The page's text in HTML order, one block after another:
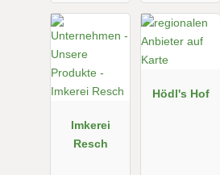
rzen -
TRAUERKER
Imkerei
Resch
Hödl's Hof